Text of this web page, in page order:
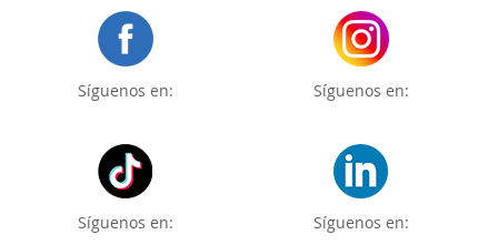
Síguenos en: Síguenos en:
Síguenos en: Síguenos en: